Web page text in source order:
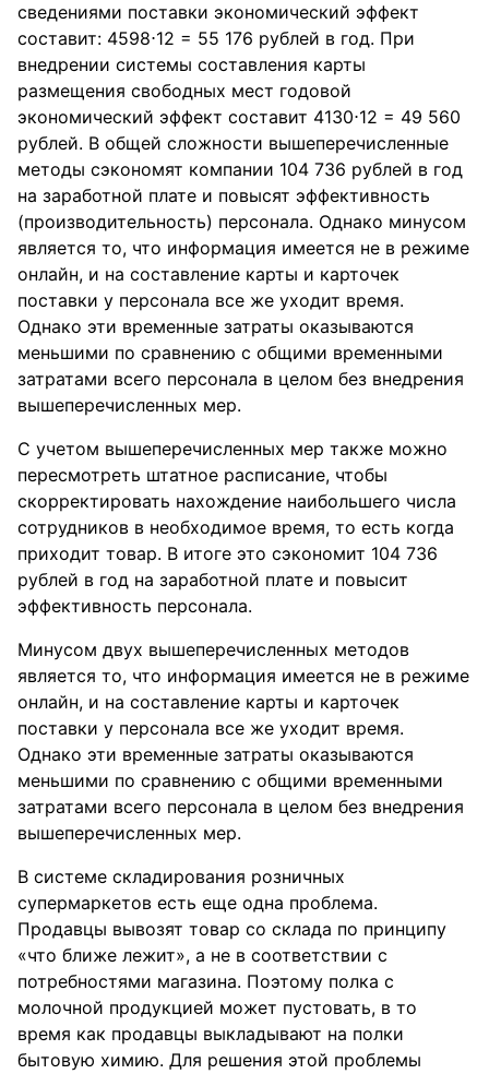
сведениями поставки экономический эффект
составит: 4598⋅12 = 55 176 рублей в год. При
внедрении системы составления карты
размещения свободных мест годовой
экономический эффект составит 4130⋅12 = 49 560
рублей. В общей сложности вышеперечисленные
методы сэкономят компании 104 736 рублей в год
на заработной плате и повысят эффективность
(производительность) персонала. Однако минусом
является то, что информация имеется не в режиме
онлайн, и на составление карты и карточек
поставки у персонала все же уходит время.
Однако эти временные затраты оказываются
меньшими по сравнению с общими временными
затратами всего персонала в целом без внедрения
вышеперечисленных мер.
С учетом вышеперечисленных мер также можно
пересмотреть штатное расписание, чтобы
скорректировать нахождение наибольшего числа
сотрудников в необходимое время, то есть когда
приходит товар. В итоге это сэкономит 104 736
рублей в год на заработной плате и повысит
эффективность персонала.
Минусом двух вышеперечисленных методов
является то, что информация имеется не в режиме
онлайн, и на составление карты и карточек
поставки у персонала все же уходит время.
Однако эти временные затраты оказываются
меньшими по сравнению с общими временными
затратами всего персонала в целом без внедрения
вышеперечисленных мер.
В системе складирования розничных
супермаркетов есть еще одна проблема.
Продавцы вывозят товар со склада по принципу
«что ближе лежит», а не в соответствии с
потребностями магазина. Поэтому полка с
молочной продукцией может пустовать, в то
время как продавцы выкладывают на полки
бытовую химию. Для решения этой проблемы